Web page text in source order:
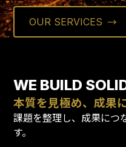
OUR SERVICES
WE BUILD
本質を見極め、成果
課題を整理し、成果につ
す。